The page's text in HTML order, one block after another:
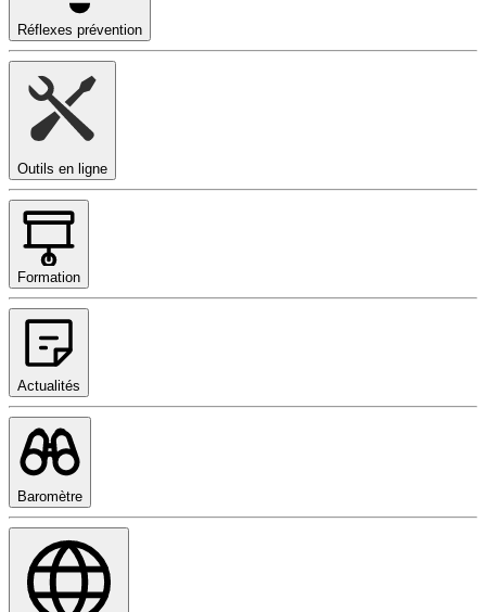
Réflexes prévention
Outils en ligne
Formation
Actualités
Baromètre